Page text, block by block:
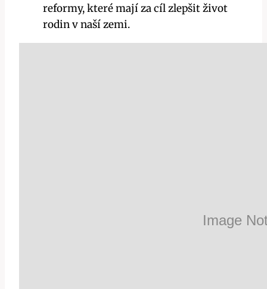
reformy, které mají za cíl zlepšit život
rodin v naší zemi.